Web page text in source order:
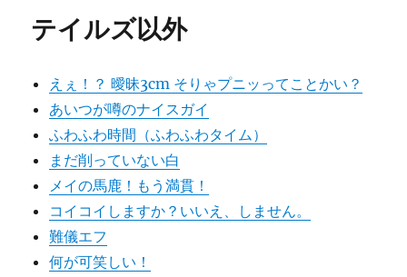
テイルズ以外
えぇ！？ 曖昧3cm そりゃプニッってことかい？
あいつが噂のナイスガイ
ふわふわ時間（ふわふわタイム）
まだ削っていない白
メイの馬鹿！もう満貫！
コイコイしますか？いいえ、しません。
難儀エフ
何が可笑しい！